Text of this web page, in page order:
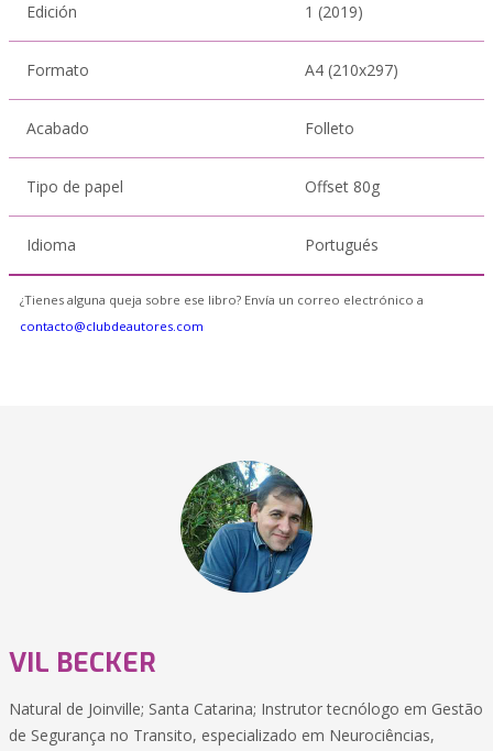
Edición 1 (2019)
Formato A4 (210x297)
Acabado Folleto
Tipo de papel Offset 80g
Idioma Portugués
¿Tienes alguna queja sobre ese libro? Envía un correo electrónico a
contacto@clubdeautores.com
VIL BECKER
Natural de Joinville; Santa Catarina; Instrutor tecnólogo em Gestão
de Segurança no Transito, especializado em Neurociências,